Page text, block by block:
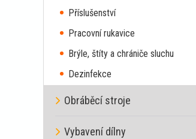
Příslušenství
Pracovní rukavice
Brýle, štíty a chrániče sluchu
Dezinfekce
Obráběcí stroje
Vybavení dílny